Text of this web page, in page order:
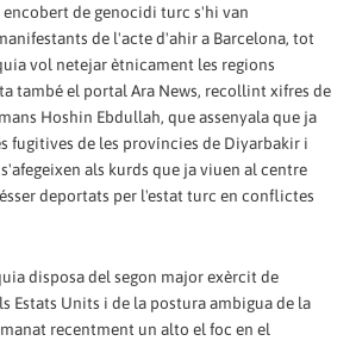
de genocidi turc s'hi van
de l'acte d'ahir a Barcelona, tot
vol netejar ètnicament les regions
també el portal Ara News, recollint xifres de
Hoshin Ebdullah, que assenyala que ja
fugitives de les províncies de Diyarbakir i
als kurds que ja viuen al centre
deportats per l'estat turc en conflictes
disposa del segon major exèrcit de
Estats Units i de la postura ambigua de la
recentment un alto el foc en el